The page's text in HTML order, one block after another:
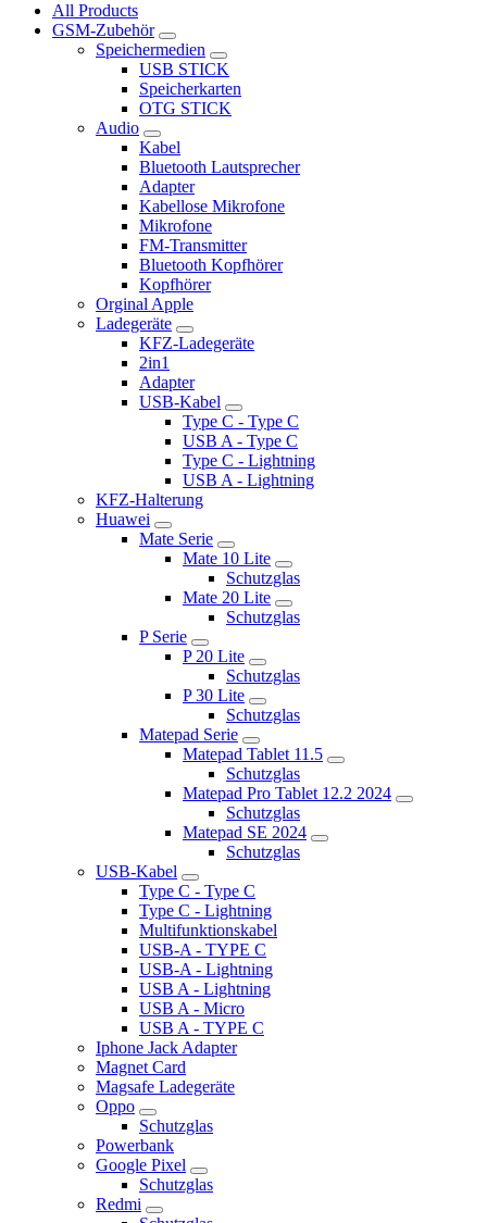
All Products
GSM-Zubehör
Speichermedien
USB STICK
Speicherkarten
OTG STICK
Audio
Kabel
Bluetooth Lautsprecher
Adapter
Kabellose Mikrofone
Mikrofone
FM-Transmitter
Bluetooth Kopfhörer
Kopfhörer
Orginal Apple
Ladegeräte
KFZ-Ladegeräte
2in1
Adapter
USB-Kabel
Type C - Type C
USB A - Type C
Type C - Lightning
USB A - Lightning
KFZ-Halterung
Huawei
Mate Serie
Mate 10 Lite
Schutzglas
Mate 20 Lite
Schutzglas
P Serie
P 20 Lite
Schutzglas
P 30 Lite
Schutzglas
Matepad Serie
Matepad Tablet 11.5
Schutzglas
Matepad Pro Tablet 12.2 2024
Schutzglas
Matepad SE 2024
Schutzglas
USB-Kabel
Type C - Type C
Type C - Lightning
Multifunktionskabel
USB-A - TYPE C
USB-A - Lightning
USB A - Lightning
USB A - Micro
USB A - TYPE C
Iphone Jack Adapter
Magnet Card
Magsafe Ladegeräte
Oppo
Schutzglas
Powerbank
Google Pixel
Schutzglas
Redmi